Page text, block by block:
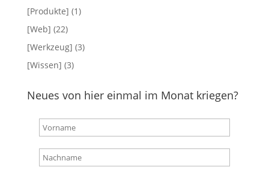
[Produkte] (1)
[Web] (22)
[Werkzeug] (3)
[Wissen] (3)
Neues von hier einmal im Monat kriegen?